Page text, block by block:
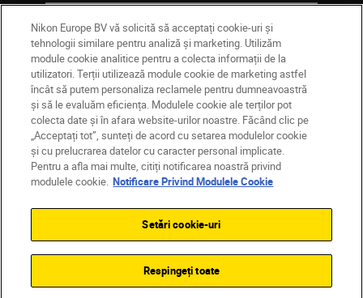
Companie
MD Nikon Sites
Contactaţi-ne
Politică de confidențialitate
Termeni de utilizare
Notificare privind modulele cookie
Nikon Europe BV vă solicită să acceptați cookie-uri și
tehnologii similare pentru analiză și marketing. Utilizăm
module cookie analitice pentru a colecta informații de la
utilizatori. Terții utilizează module cookie de marketing astfel
încât să putem personaliza reclamele pentru dumneavoastră
și să le evaluăm eficiența. Modulele cookie ale terților pot
colecta date și în afara website-urilor noastre. Făcând clic pe
„Acceptați tot”, sunteți de acord cu setarea modulelor cookie
și cu prelucrarea datelor cu caracter personal implicate.
Pentru a afla mai multe, citiți notificarea noastră privind
modulele cookie. Notificare Privind Modulele Cookie
Setări cookie-uri
Respingeți toate